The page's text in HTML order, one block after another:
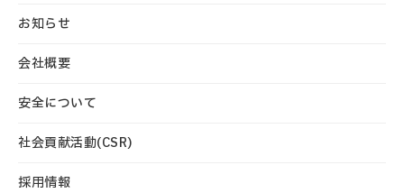
お知らせ
会社概要
安全について
社会貢献活動(CSR)
採用情報